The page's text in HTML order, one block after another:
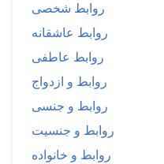
روابط شخصی
روابط عاشقانه
روابط عاطفی
روابط و ازدواج
روابط و جنسی
روابط و جنسیت
روابط و خانواده